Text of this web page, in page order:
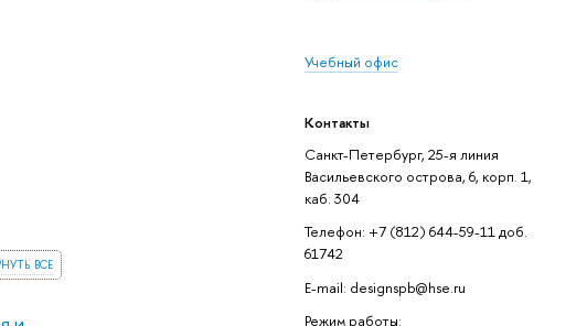
Учебный офис
Контакты
Санкт-Петербург, 25-я линия
Васильевского острова, 6, корп. 1,
каб. 304
Телефон: +7 (812) 644-59-11 доб.
61742
E-mail: designspb@hse.ru
Режим работы:
все